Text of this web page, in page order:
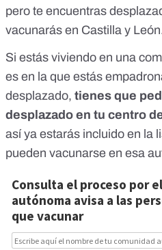
pero te encuentras
vacunarás en Castilla y
Si estás viviendo en una
es en la que estás
desplazado, tienes que
desplazado en tu centro
así ya estarás incluido en la
pueden vacunarse en esa